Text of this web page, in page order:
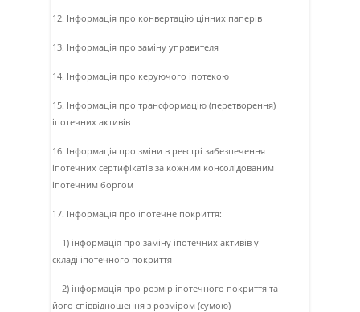
12. Інформація про конвертацію цінних паперів
13. Інформація про заміну управителя
14. Інформація про керуючого іпотекою
15. Інформація про трансформацію (перетворення)
іпотечних активів
16. Інформація про зміни в реєстрі забезпечення
іпотечних сертифікатів за кожним консолідованим
іпотечним боргом
17. Інформація про іпотечне покриття:
1) інформація про заміну іпотечних активів у
складі іпотечного покриття
2) інформація про розмір іпотечного покриття та
його співвідношення з розміром (сумою)